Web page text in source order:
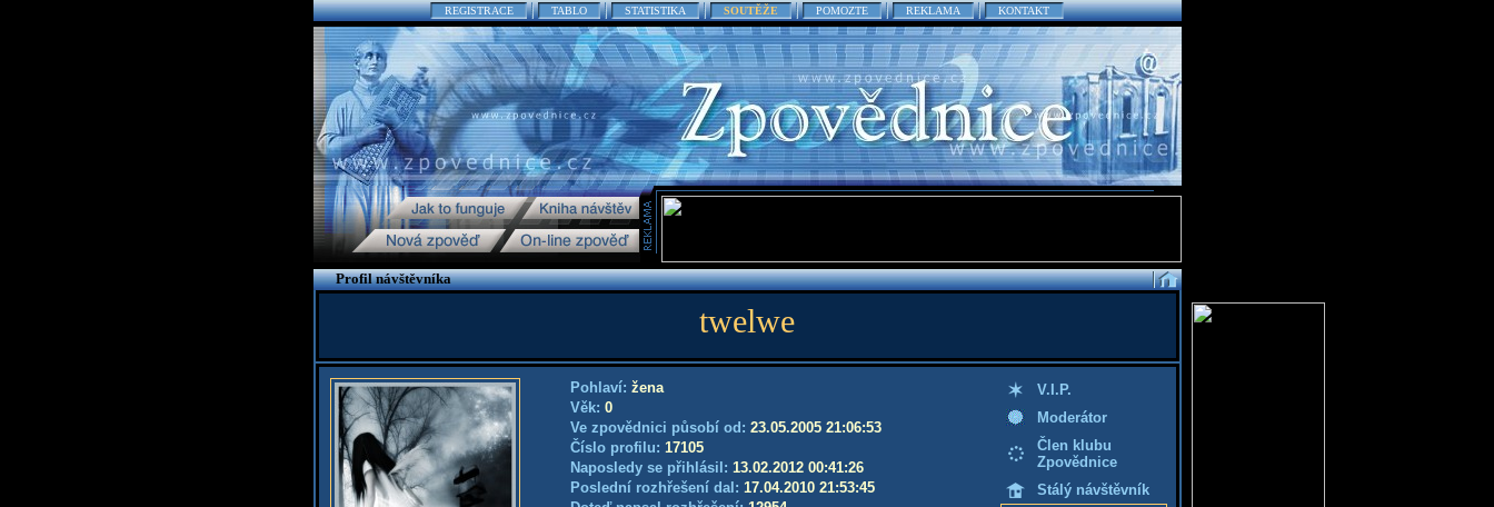
REGISTRACE TABLO STATISTIKA SOUTĚŽE POMOZTE REKLAMA KONTAKT
Profil návštěvníka
twelwe
Pohlaví: žena
Věk: 0
Ve zpovědnici působí od: 23.05.2005 21:06:53
Číslo profilu: 17105
Naposledy se přihlásil: 13.02.2012 00:41:26
Poslední rozhřešení dal: 17.04.2010 21:53:45
V.I.P.
Moderátor
Člen klubu
Zpovědnice
Stálý návštěvník